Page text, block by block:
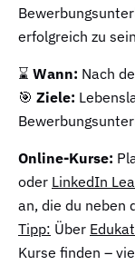
erfolgreich zu
⌛ Wann: Nach
🎯 Ziele:
Online-Kurse:
oder LinkedIn
an, die du neben
Tipp: Über
Kurse finden –